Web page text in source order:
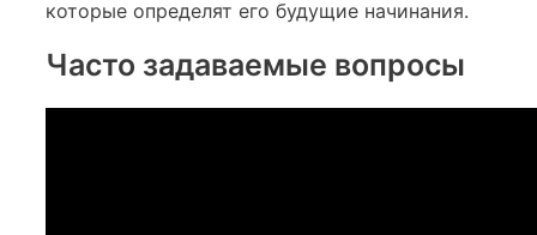
которые определят его будущие начинания.
Часто задаваемые вопросы